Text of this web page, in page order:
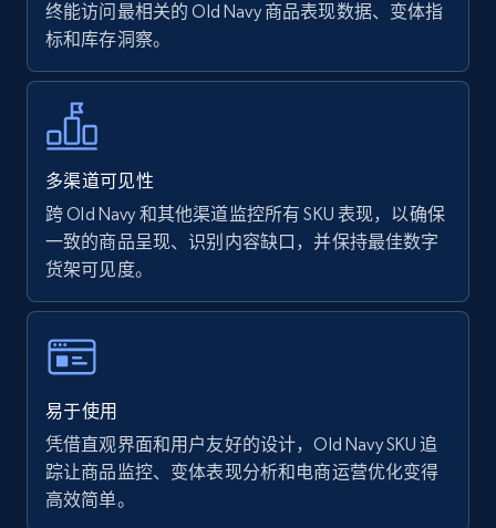
5.6K+
Walmart - products - Find new products by
using specific category URL
URL, Final price, Sku, Currency, Gtin,
Specifications, Image urls, Top reviews, and
more.
specific keywords
URL, Final price, Sku, Currency, Gtin,
Specifications, Image urls, Top reviews, and
终能访问最相关的 Old Navy 商品表现数据、变体指
标和库存洞察。
多渠道可见性
跨 Old Navy 和其他渠道监控所有 SKU 表现，以确保
一致的商品呈现、识别内容缺口，并保持最佳数字
货架可见度。
易于使用
凭借直观界面和用户友好的设计，Old Navy SKU 追
踪让商品监控、变体表现分析和电商运营优化变得
高效简单。